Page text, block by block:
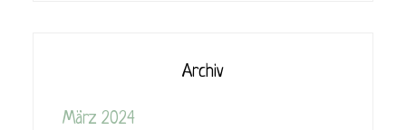
Archiv
März 2024